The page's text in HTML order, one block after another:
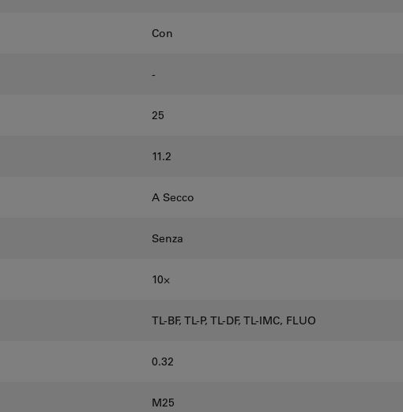
Con
-
25
11.2
A Secco
Senza
10⨉
TL-BF, TL-P, TL-DF, TL-IMC, FLUO
0.32
M25